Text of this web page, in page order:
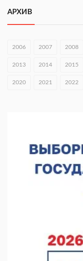
раза
06.08.2026 15:26
Видели ночь,
набережной
Нижегородские
операцию на
АРХИВ
2006 2007 2008
2013 2014 2015
2020 2021 2022